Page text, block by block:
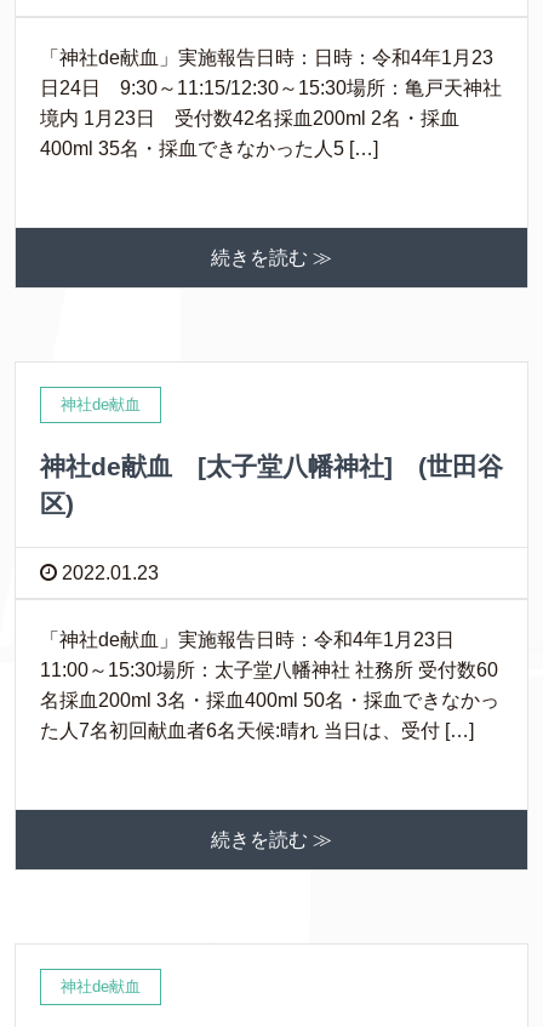
「神社de献血」実施報告日時：日時：令和4年1月23
日24日 9:30～11:15/12:30～15:30場所：亀戸天神社
境内 1月23日 受付数42名採血200ml 2名・採血
400ml 35名・採血できなかった人5 […]
続きを読む ≫
神社de献血
神社de献血 [太子堂八幡神社] (世田谷
区)
2022.01.23
「神社de献血」実施報告日時：令和4年1月23日
11:00～15:30場所：太子堂八幡神社 社務所 受付数60
名採血200ml 3名・採血400ml 50名・採血できなかっ
た人7名初回献血者6名天候:晴れ 当日は、受付 […]
続きを読む ≫
神社de献血